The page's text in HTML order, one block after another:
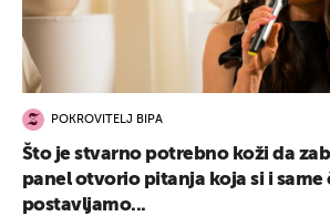
POKROVITELJ BIPA
Što je stvarno potrebno koži da
panel otvorio pitanja koja si i same
postavljamo...